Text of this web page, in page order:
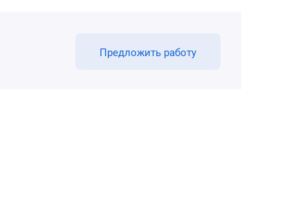
Предложить работу